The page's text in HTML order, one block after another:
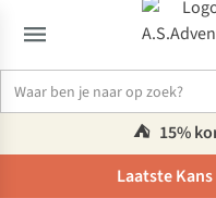
⛺️ 15%
Laatste